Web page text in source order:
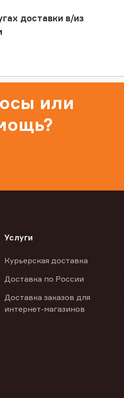
доставки в/из
или
Услуги
Курьерская доставка
Доставка по России
Доставка заказов для
интернет-магазинов